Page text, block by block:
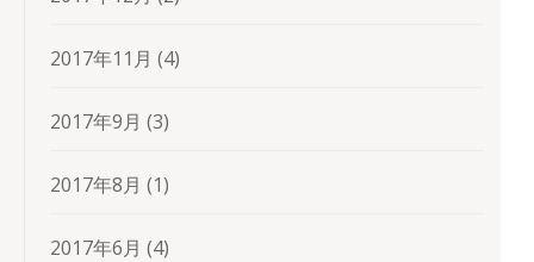
2017年11月 (4)
2017年9月 (3)
2017年8月 (1)
2017年6月 (4)